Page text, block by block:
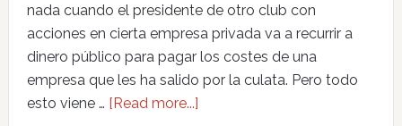
nada cuando el presidente de otro club con
acciones en cierta empresa privada va a recurrir a
dinero público para pagar los costes de una
empresa que les ha salido por la culata. Pero todo
esto viene … [Read more...]